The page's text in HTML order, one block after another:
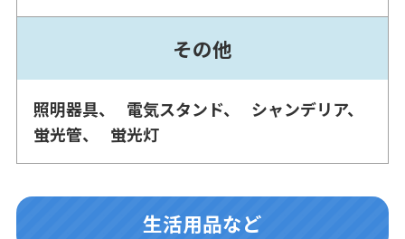
その他
照明器具 電気スタンド
シャンデリア
蛍光管
蛍光灯
生活用品など